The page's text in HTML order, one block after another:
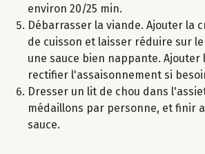
environ 20/25 min.
Débarrasser la viande. Ajouter la
de cuisson et laisser réduire sur
une sauce bien nappante. Ajouter
rectifier l'assaisonnement si
Dresser un lit de chou dans
médaillons par personne, et finir
sauce.